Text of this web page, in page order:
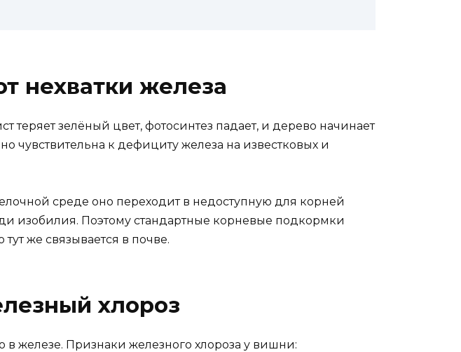
нехватки железа
зелёный цвет, фотосинтез падает, и дерево начинает
к дефициту железа на известковых и
среде оно переходит в недоступную для корней
изобилия. Поэтому стандартные корневые подкормки
же связывается в почве.
хлороз
железе. Признаки железного хлороза у вишни: